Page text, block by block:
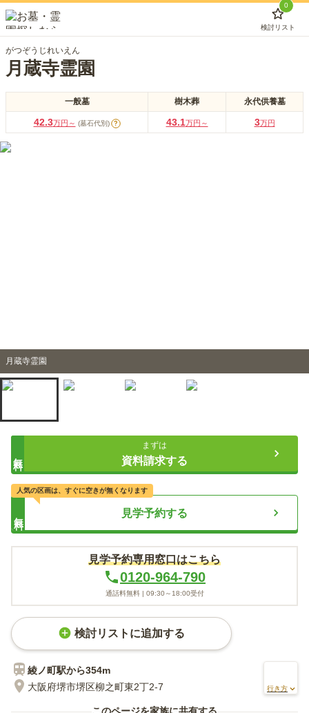
0
検討リスト
がつぞうじれいえん
月蔵寺霊園
一般墓 樹木葬 永代供養墓
42.3万円～ (墓石代別) ? 43.1万円～ 3万円
月蔵寺霊園
まずは
資料請求する
見学予約する
人気の区画は、すぐに空きが無くなります
見学予約専用窓口はこちら
0120-964-790
通話料無料 | 09:30～18:00受付
検討リストに追加する
綾ノ町駅から354m
大阪府堺市堺区柳之町東2丁2-7
行き方